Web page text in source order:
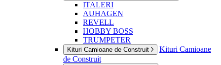
ITALERI
AUHAGEN
REVELL
HOBBY BOSS
TRUMPETER
Kituri Camioane de Construit
Kituri Camioane
de Construit